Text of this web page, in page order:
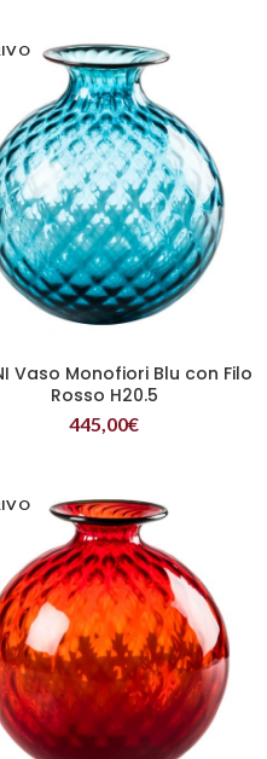
LEGGI TUTTO
Vaso Monofiori Blu con Filo
Rosso H20.5
445,00€